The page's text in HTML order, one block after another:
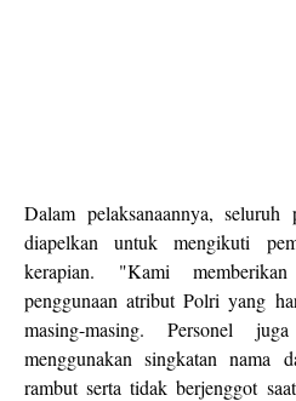
Dalam pelaksanaannya, seluruh
diapelkan untuk mengikuti
kerapian. "Kami
penggunaan atribut Polri yang
masing-masing. Personel
menggunakan singkatan nama
rambut serta tidak berjenggot